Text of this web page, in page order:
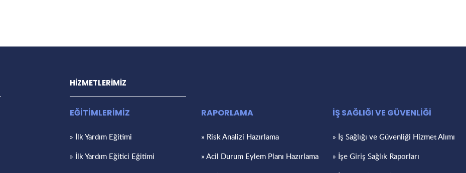
HİZMETLERİMİZ
EĞİTİMLERİMİZ
» İlk Yardım Eğitimi
» İlk Yardım Eğitici Eğitimi
RAPORLAMA
» Risk Analizi Hazırlama
» Acil Durum Eylem Planı Hazırlama
İŞ SAĞLIĞI VE GÜVENLİĞİ
» İş Sağlığı ve Güvenliği Hizmet Alımı
» İşe Giriş Sağlık Raporları